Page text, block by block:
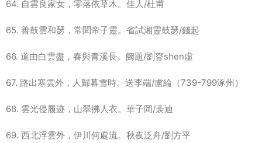
64. 自雲良家女，零落依草木。佳人/杜甫
65. 善鼓雲和瑟，常聞帝子靈。省試湘靈鼓瑟/錢起
66. 道由白雲盡，春與青溪長。阙題/劉昚shen虛
67. 路出寒雲外，人歸暮雪時。送李端/盧綸（739-799涿州）
68. 雲光侵履迹，山翠拂人衣。華子岡/裴迪
69. 西北浮雲外，伊川何處流。秋夜泛舟/劉方平